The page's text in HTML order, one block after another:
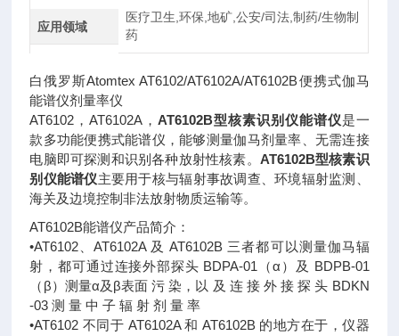
应用领域
医疗卫生,环保,地矿,公安/司法,制药/生物制
药
白俄罗斯Atomtex AT6102/AT6102A/AT6102B便携式伽马
能谱仪剂量率仪
AT6102，AT6102A，AT6102B型核素识别仪能谱仪是一
款多功能便携式能谱仪，能够测量伽马剂量率、无需连接
电脑即可探测和识别各种放射性核素。 AT6102B型核素识
别仪能谱仪主要用于核与辐射事故调查、环境辐射监测、
海关及边境控制非法放射物质运输等。
AT6102B能谱仪产品简介：
•AT6102、AT6102A 及 AT6102B 三者都可以测量伽马辐
射，都可通过连接外部探头 BDPA-01（α）及 BDPB-01
（β）测量α及β表面 污 染，以 及 连 接 外 接 探 头 BDKN
-03 测 量 中 子 辐 射 剂 量 率
•AT6102 不同于 AT6102A 和 AT6102B 的地方在于，仪器